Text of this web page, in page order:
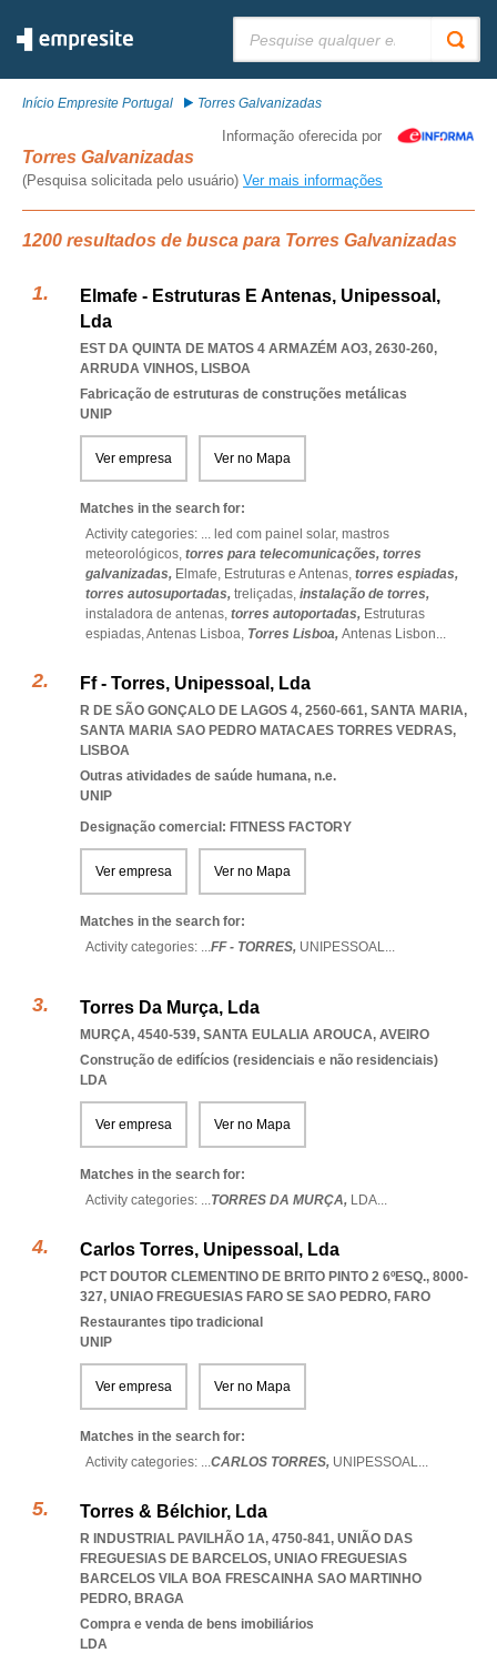
Início Empresite Portugal Torres Galvanizadas
Informação oferecida por
Torres Galvanizadas
(Pesquisa solicitada pelo usuário) Ver mais informações
1200 resultados de busca para Torres Galvanizadas
Elmafe - Estruturas E Antenas, Unipessoal,
Lda
EST DA QUINTA DE MATOS 4 ARMAZÉM AO3, 2630-260,
ARRUDA VINHOS, LISBOA
Fabricação de estruturas de construções metálicas
UNIP
Ver empresa Ver no Mapa
Matches in the search for:
Activity categories: ... led com painel solar, mastros
meteorológicos, torres para telecomunicações, torres
galvanizadas, Elmafe, Estruturas e Antenas, torres espiadas,
torres autosuportadas, treliçadas, instalação de torres,
instaladora de antenas, torres autoportadas, Estruturas
espiadas,Antenas Lisboa, Torres Lisboa, Antenas Lisbon...
Ff - Torres, Unipessoal, Lda
R DE SÃO GONÇALO DE LAGOS 4, 2560-661, SANTA MARIA,
SANTA MARIA SAO PEDRO MATACAES TORRES VEDRAS,
LISBOA
Outras atividades de saúde humana, n.e.
UNIP
Designação comercial: FITNESS FACTORY
Ver empresa Ver no Mapa
Matches in the search for:
Activity categories: ...FF - TORRES, UNIPESSOAL...
Torres Da Murça, Lda
MURÇA, 4540-539, SANTA EULALIA AROUCA, AVEIRO
Construção de edifícios (residenciais e não residenciais)
LDA
Ver empresa Ver no Mapa
Matches in the search for:
Activity categories: ...TORRES DA MURÇA, LDA...
Carlos Torres, Unipessoal, Lda
PCT DOUTOR CLEMENTINO DE BRITO PINTO 2 6ºESQ., 8000-
327, UNIAO FREGUESIAS FARO SE SAO PEDRO, FARO
Restaurantes tipo tradicional
UNIP
Ver empresa Ver no Mapa
Matches in the search for:
Activity categories: ...CARLOS TORRES, UNIPESSOAL...
Torres & Bélchior, Lda
R INDUSTRIAL PAVILHÃO 1A, 4750-841, UNIÃO DAS
FREGUESIAS DE BARCELOS, UNIAO FREGUESIAS
BARCELOS VILA BOA FRESCAINHA SAO MARTINHO
PEDRO, BRAGA
Compra e venda de bens imobiliários
LDA